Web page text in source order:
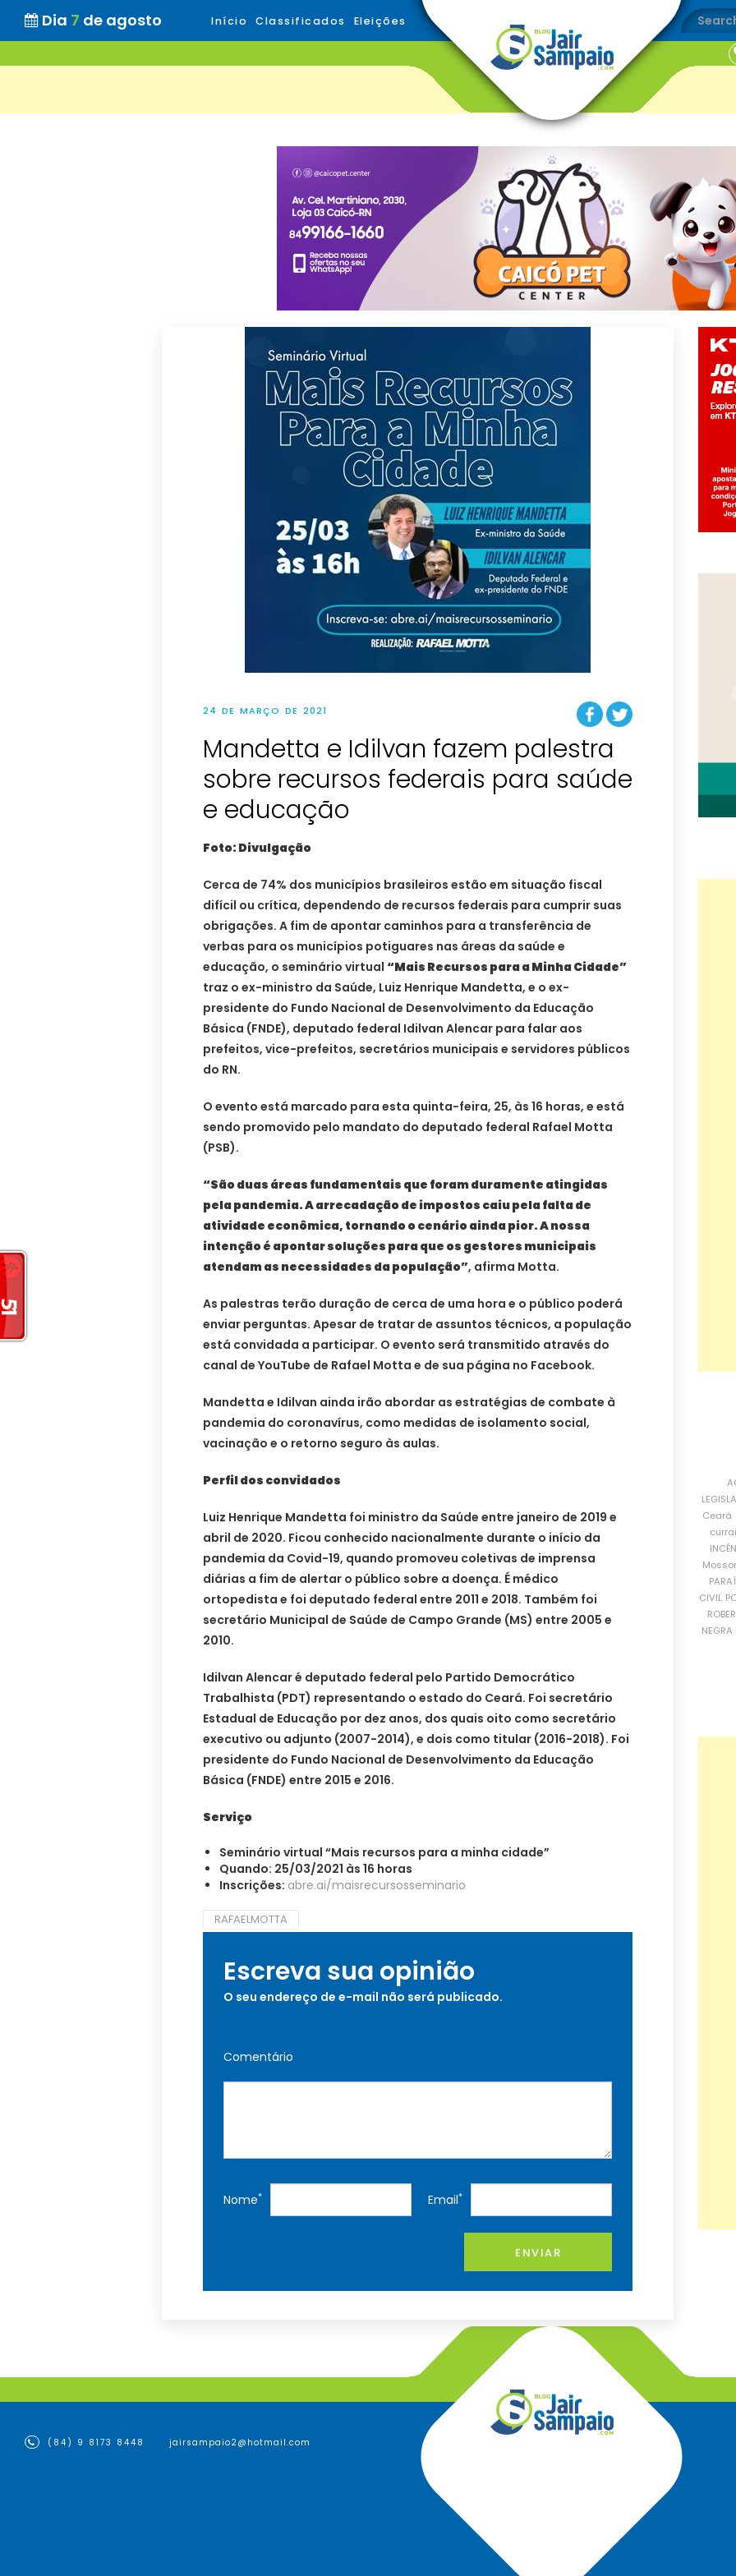
Dia 7 de agosto Início Classificados Eleições
24 DE MARÇO DE 2021
Mandetta e Idilvan fazem palestra
sobre recursos federais para saúde
e educação
Foto: Divulgação
Cerca de 74% dos municípios brasileiros estão em situação fiscal
difícil ou crítica, dependendo de recursos federais para cumprir suas
obrigações. A fim de apontar caminhos para a transferência de
verbas para os municípios potiguares nas áreas da saúde e
educação, o seminário virtual “Mais Recursos para a Minha Cidade”
traz o ex-ministro da Saúde, Luiz Henrique Mandetta, e o ex-
presidente do Fundo Nacional de Desenvolvimento da Educação
Básica (FNDE), deputado federal Idilvan Alencar para falar aos
prefeitos, vice-prefeitos, secretários municipais e servidores públicos
do RN.
O evento está marcado para esta quinta-feira, 25, às 16 horas, e está
sendo promovido pelo mandato do deputado federal Rafael Motta
(PSB).
“São duas áreas fundamentais que foram duramente atingidas
pela pandemia. A arrecadação de impostos caiu pela falta de
atividade econômica, tornando o cenário ainda pior. A nossa
intenção é apontar soluções para que os gestores municipais
atendam as necessidades da população”, afirma Motta.
As palestras terão duração de cerca de uma hora e o público poderá
enviar perguntas. Apesar de tratar de assuntos técnicos, a população
está convidada a participar. O evento será transmitido através do
canal de YouTube de Rafael Motta e de sua página no Facebook.
Mandetta e Idilvan ainda irão abordar as estratégias de combate à
pandemia do coronavírus, como medidas de isolamento social,
vacinação e o retorno seguro às aulas.
Perfil dos convidados
Luiz Henrique Mandetta foi ministro da Saúde entre janeiro de 2019 e
abril de 2020. Ficou conhecido nacionalmente durante o início da
pandemia da Covid-19, quando promoveu coletivas de imprensa
diárias a fim de alertar o público sobre a doença. É médico
ortopedista e foi deputado federal entre 2011 e 2018. Também foi
secretário Municipal de Saúde de Campo Grande (MS) entre 2005 e
2010.
Idilvan Alencar é deputado federal pelo Partido Democrático
Trabalhista (PDT) representando o estado do Ceará. Foi secretário
Estadual de Educação por dez anos, dos quais oito como secretário
executivo ou adjunto (2007-2014), e dois como titular (2016-2018). Foi
presidente do Fundo Nacional de Desenvolvimento da Educação
Básica (FNDE) entre 2015 e 2016.
Serviço
Seminário virtual “Mais recursos para a minha cidade”
Quando: 25/03/2021 às 16 horas
Inscrições: abre.ai/maisrecursosseminario
RAFAELMOTTA
Escreva sua opinião
O seu endereço de e-mail não será publicado.
Comentário
Nome* Email*
ENVIAR
Ceará
CIVIL
NEGRA
(84) 9 8173 8448 jairsampaio2@hotmail.com